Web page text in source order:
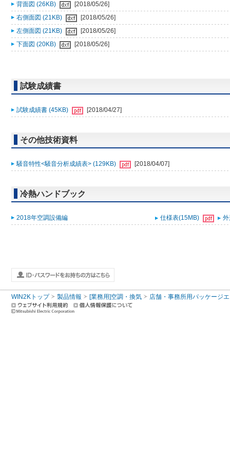
背面図 (26KB)
[2018/05/26]
右側面図 (21KB)
[2018/05/26]
左側面図 (21KB)
[2018/05/26]
下面図 (20KB)
[2018/05/26]
試験成績書
試験成績書 (45KB) [2018/04/27]
その他技術資料
騒音特性<騒音分析成績表> (129KB) [2018/04/07]
冷熱ハンドブック
2018年空調設備編 仕様表(15MB)
WIN2Kトップ 製品情報 [業務用]空調・換気 店舗・事務所用パッケージ